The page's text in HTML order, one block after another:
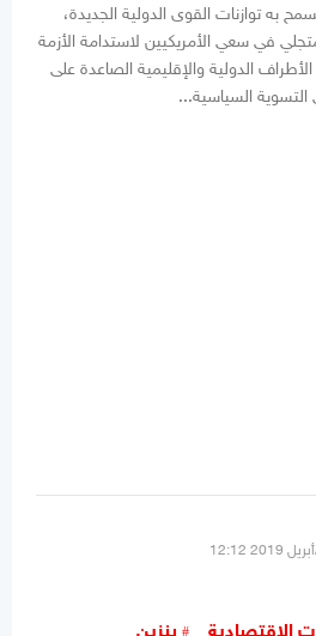
به توازنات القوى الدولية الجديدة،
في سعي الأمريكيين لاستدامة الأزمة
الدولية والإقليمية الصاعدة على
السياسية...